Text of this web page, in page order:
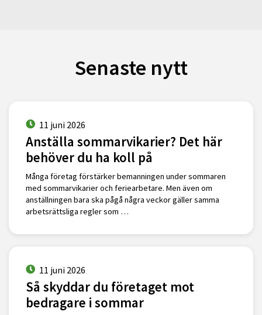
Senaste nytt
11 juni 2026
Anställa sommarvikarier? Det här
behöver du ha koll på
Många företag förstärker bemanningen under sommaren
med sommarvikarier och feriearbetare. Men även om
anställningen bara ska pågå några veckor gäller samma
arbetsrättsliga regler som …
11 juni 2026
Så skyddar du företaget mot
bedragare i sommar